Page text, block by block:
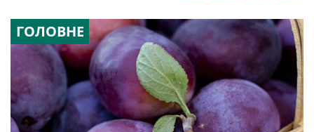
ГОЛОВНЕ